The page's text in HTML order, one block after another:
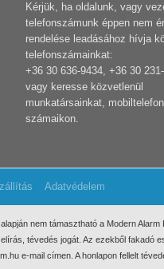
Kérjük, ha oldalunk, vagy
telefonszámunk éppen nem
rendelése leadásához hívja
telefonszámainkat:
+36 30 636-9434, +36 30
vagy keresse közvetlenül
munkatársainkat,
számaikon.
Adatvédelem
alapján nem támasztható a Modern Alarm
tévedés jogát. Az ezekből fakadó
e-mail címen. A honlapon fellelt